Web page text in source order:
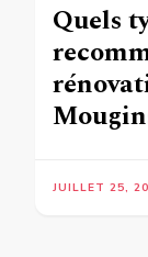
Quels
JUILLET 25,